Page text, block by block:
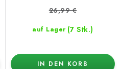
auf Lager (7 Stk.)
26,99 €
IN DEN KORB